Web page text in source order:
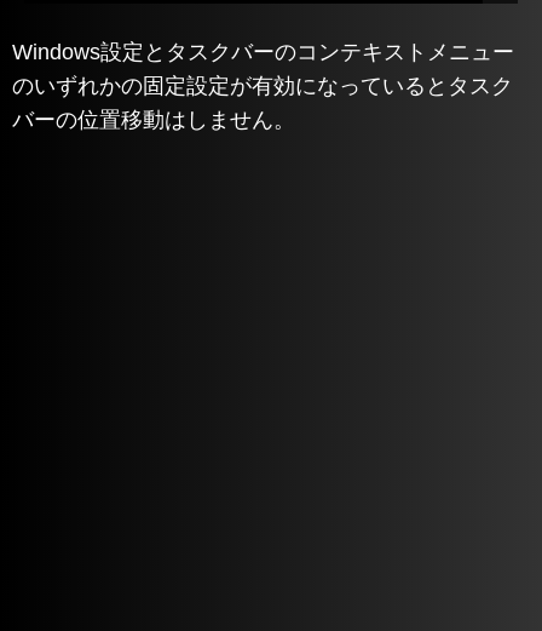
Windows設定とタスクバーのコンテキストメニュー
のいずれかの固定設定が有効になっているとタスク
バーの位置移動はしません。